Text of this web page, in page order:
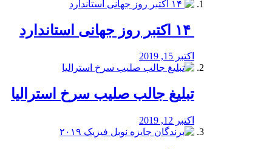
اکتبر 15, 2019
تبلیغ جالب صلیب سرخ استرالیا
اکتبر 12, 2019